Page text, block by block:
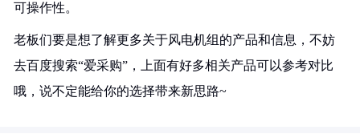
可操作性。
老板们要是想了解更多关于风电机组的产品和信息，不妨
去百度搜索“爱采购”，上面有好多相关产品可以参考对比
哦，说不定能给你的选择带来新思路~